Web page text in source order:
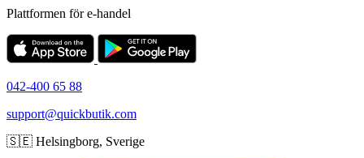
Plattformen för e-handel
042-400 65 88
support@quickbutik.com
🇸🇪 Helsingborg, Sverige